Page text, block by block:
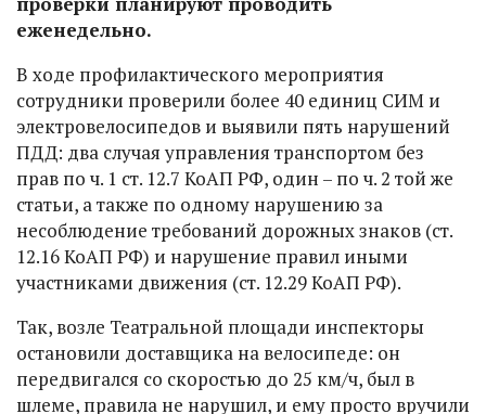
еженедельно.
В ходе профилактического мероприятия
сотрудники проверили более 40 единиц СИМ и
электровелосипедов и выявили пять нарушений
ПДД: два случая управления транспортом без
прав по ч. 1 ст. 12.7 КоАП РФ, один – по ч. 2 той же
статьи, а также по одному нарушению за
несоблюдение требований дорожных знаков (ст.
12.16 КоАП РФ) и нарушение правил иными
участниками движения (ст. 12.29 КоАП РФ).
Так, возле Театральной площади инспекторы
остановили доставщика на велосипеде: он
передвигался со скоростью до 25 км/ч, был в
шлеме, правила не нарушил, и ему просто вручили